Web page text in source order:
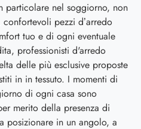
particolare nel soggiorno, non
pezzi d’arredo
tuo e di ogni eventuale
professionisti d'arredo
delle più esclusive proposte
in in tessuto. I momenti di
di ogni casa sono
merito della presenza di
posizionare in un angolo, a